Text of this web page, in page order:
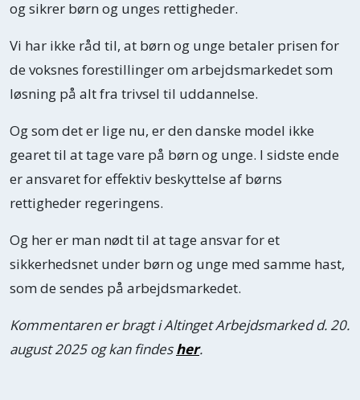
og sikrer børn og unges rettigheder.
Vi har ikke råd til, at børn og unge betaler prisen for
de voksnes forestillinger om arbejdsmarkedet som
løsning på alt fra trivsel til uddannelse.
Og som det er lige nu, er den danske model ikke
gearet til at tage vare på børn og unge. I sidste ende
er ansvaret for effektiv beskyttelse af børns
rettigheder regeringens.
Og her er man nødt til at tage ansvar for et
sikkerhedsnet under børn og unge med samme hast,
som de sendes på arbejdsmarkedet.
Kommentaren er bragt i Altinget Arbejdsmarked d. 20.
august 2025 og kan findesher.